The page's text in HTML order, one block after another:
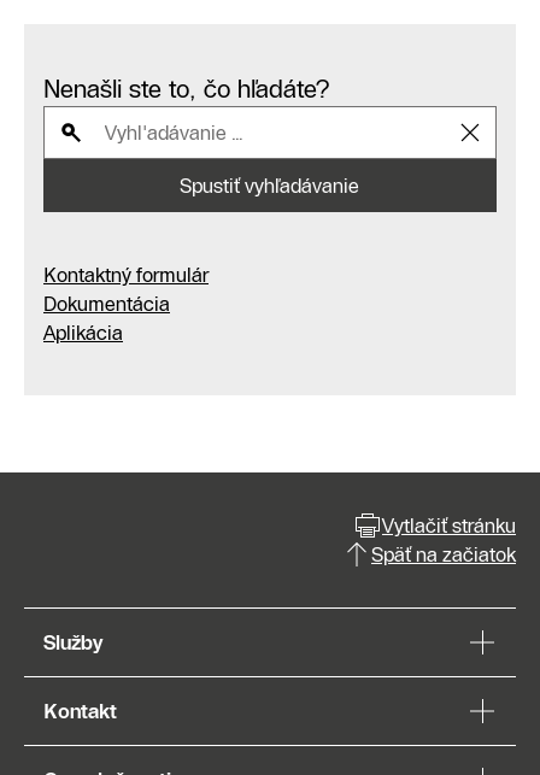
Nenašli ste to, čo hľadáte?
Spustiť vyhľadávanie
Kontaktný formulár
Dokumentácia
Aplikácia
Vytlačiť stránku
Späť na začiatok
Služby
Kontakt